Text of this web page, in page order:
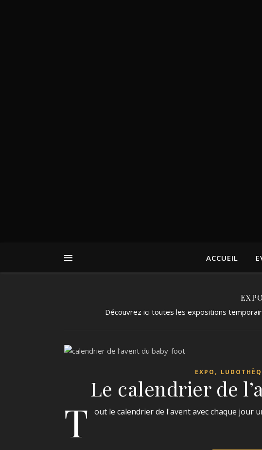
ACCUEIL
EXPO
Découvrez ici toutes les expositions
EXPO ,
Le calendrier de
T out le calendrier de l'avent avec chaque jour